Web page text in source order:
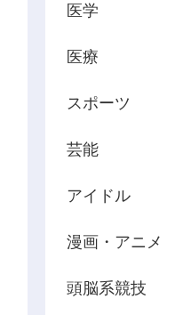
医学
医療
スポーツ
芸能
アイドル
漫画・アニメ
頭脳系競技